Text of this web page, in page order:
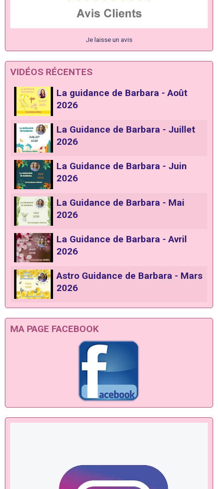
Je laisse un avis
VIDÉOS RÉCENTES
La guidance de Barbara - Août
2026
La Guidance de Barbara - Juillet
2026
La Guidance de Barbara - Juin
2026
La Guidance de Barbara - Mai
2026
La Guidance de Barbara - Avril
2026
Astro Guidance de Barbara - Mars
2026
MA PAGE FACEBOOK